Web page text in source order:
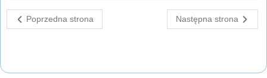
Poprzedna strona Następna strona